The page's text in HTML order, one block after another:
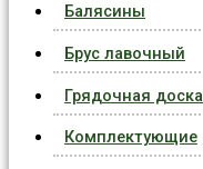
Балясины
Брус лавочный
Грядочная доска
Комплектующие